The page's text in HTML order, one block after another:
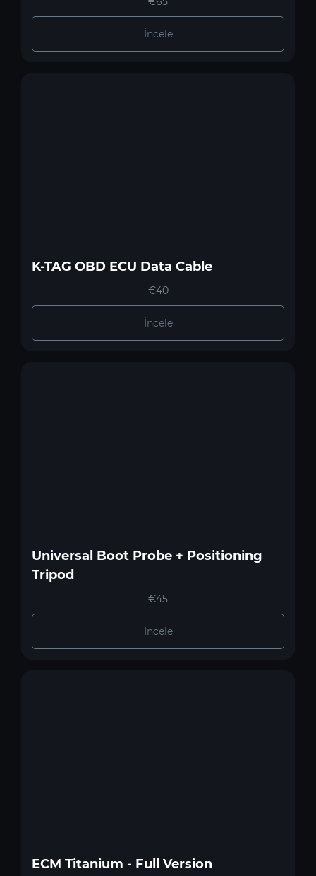
İncele
K-TAG OBD ECU Data Cable
€40
İncele
Universal Boot Probe + Positioning
Tripod
€45
İncele
ECM Titanium - Full Version